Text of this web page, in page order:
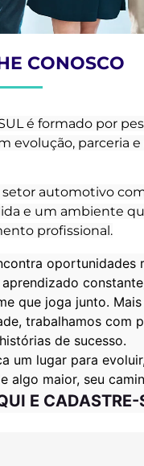
CONOSCO
é formado por
evolução, parceria
automotivo
e um ambiente
profissional.
oportunidades
que joga junto.
trabalhamos com
de sucesso.
um lugar para
algo maior, seu
E CADASTRE-